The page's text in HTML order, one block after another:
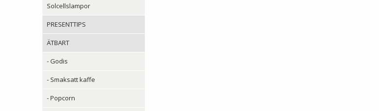
Solcellslampor
PRESENTTIPS
ÄTBART
- Godis
- Smaksatt kaffe
- Popcorn